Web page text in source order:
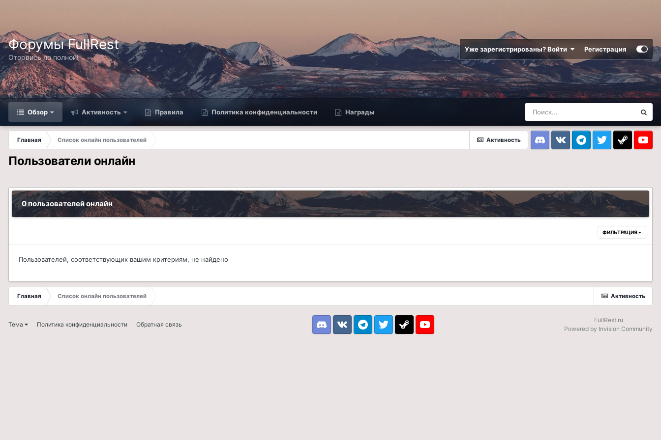
Форумы FullRest
Оторвись по полной!
Уже зарегистрированы? Войти Регистрация
Обзор Активность Правила Политика конфиденциальности Награды
Активность
Главная
Список онлайн пользователей
DiscordVK TelegramTwitter Steam
Пользователи онлайн
0 пользователей онлайн
ФИЛЬТРАЦИЯ
Пользователей, соответствующих вашим критериям, не найдено
Активность
Главная Список онлайн пользователей
Тема Политика конфиденциальности Обратная связь
DiscordVK TelegramTwitter Steam Youtube
FullRest.ru
Powered by Invision Community